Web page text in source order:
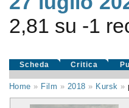
2,81 su -1
Scheda Critica
Home » Film » 2018 » Kursk »